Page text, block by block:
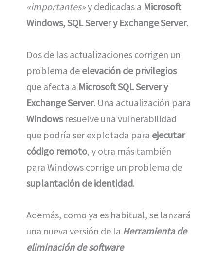
«importantes»y dedicadas a Microsoft
Windows, SQL Server y Exchange Server.
Dos de las actualizaciones corrigen un
problema de elevación de privilegios
que afecta a Microsoft SQL Server y
Exchange Server. Una actualización para
Windowsresuelve una vulnerabilidad
que podría ser explotada para ejecutar
código remoto, y otra más también
para Windows corrige un problema de
suplantación de identidad.
Además, como ya es habitual, se lanzará
una nueva versión de la Herramienta de
eliminación de software